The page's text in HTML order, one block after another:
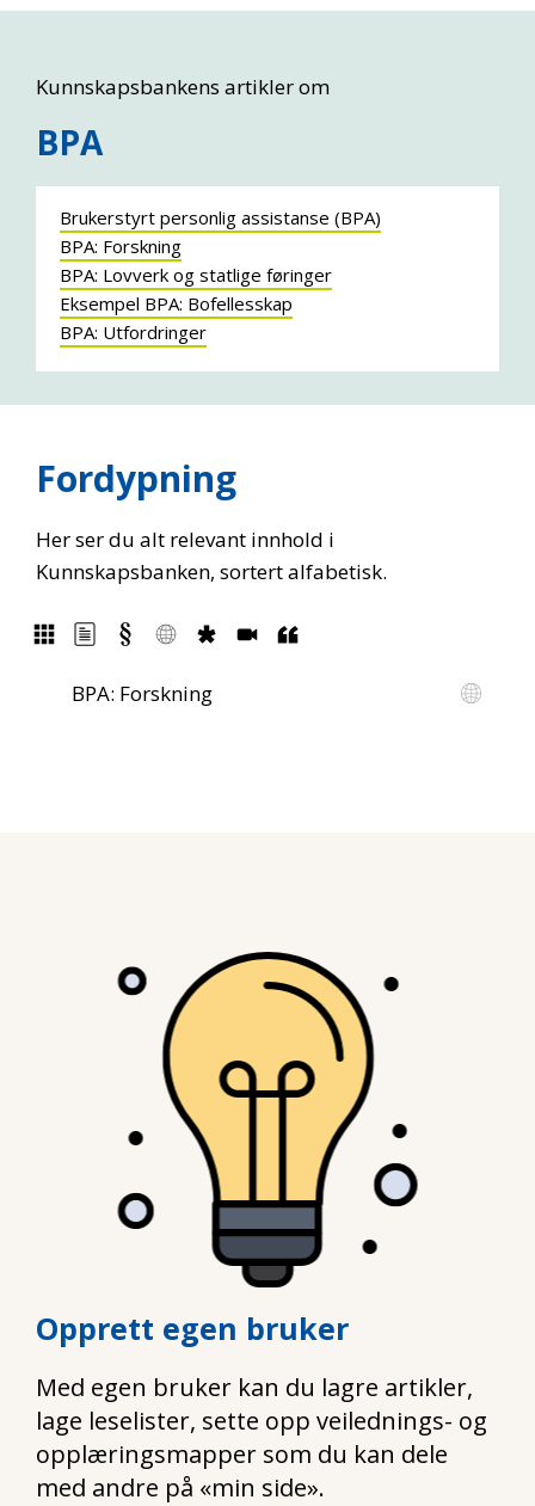
Kunnskapsbankens artikler om
BPA
Brukerstyrt personlig assistanse (BPA)
BPA: Forskning
BPA: Lovverk og statlige føringer
Eksempel BPA: Bofellesskap
BPA: Utfordringer
Fordypning
Her ser du alt relevant innhold i
Kunnskapsbanken, sortert alfabetisk.
BPA: Forskning
Opprett egen bruker
Med egen bruker kan du lagre artikler,
lage leselister, sette opp veilednings- og
opplæringsmapper som du kan dele
med andre på «min side».